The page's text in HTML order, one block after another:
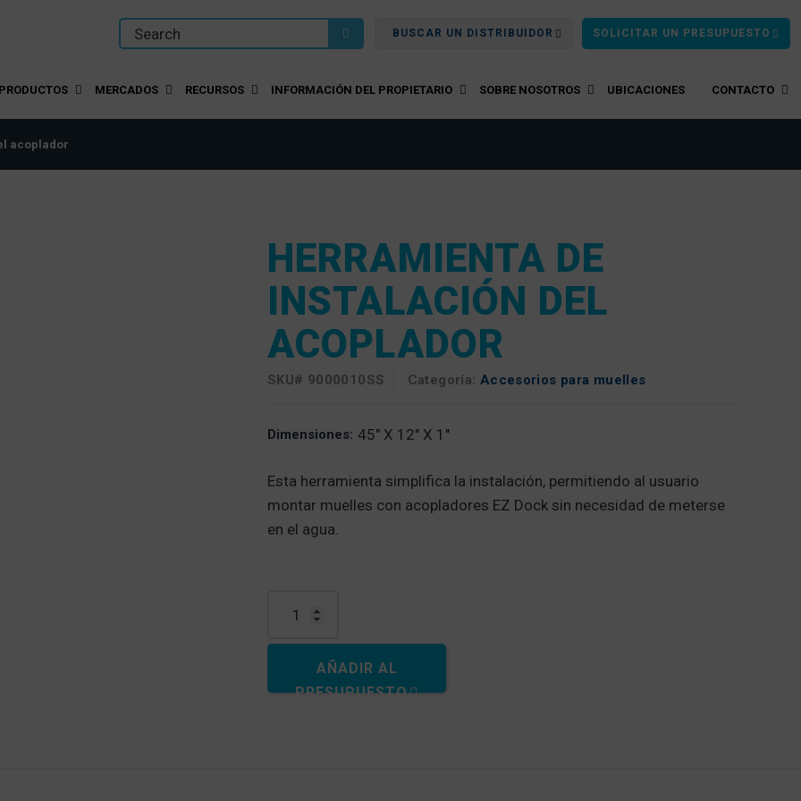
BUSCAR UN DISTRIBUIDOR SOLICITAR UN PRESUPUESTO
MERCADOS RECURSOS INFORMACIÓN DEL PROPIETARIO SOBRE NOSOTROS UBICACIONES CONTACTO
acoplador
HERRAMIENTA DE
INSTALACIÓN DEL
ACOPLADOR
SKU# 9000010SS Categoría: Accesorios para muelles
Dimensiones: 45" X 12" X 1"
Esta herramienta simplifica la instalación, permitiendo al usuario
montar muelles con acopladores EZ Dock sin necesidad de meterse
en el agua.
AÑADIR AL
PRESUPUESTO